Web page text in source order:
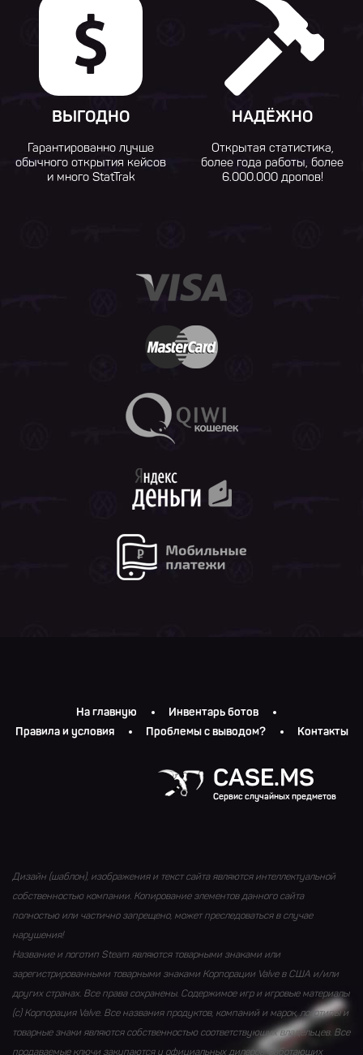
ВЫГОДНО
Гарантированно лучше
обычного открытия кейсов
и много StatTrak
НАДЁЖНО
Открытая статистика,
более года работы, более
6.000.000 дропов!
На главную
Инвентарь ботов
Правила и условия
Проблемы с выводом? Контакты
CASE.MS
Сервис случайных предметов
Дизайн (шаблон), изображения и текст сайта являются интеллектуальной
собственностью компании. Копирование элементов данного сайта
полностью или частично запрещено, может преследоваться в случае
нарушения!
Название и логотип Steam являются товарными знаками или
зарегистрированными товарными знаками Корпорации Valve в США и/или
других странах. Все права сохранены. Содержимое игр и игровые материалы
(с) Корпорация Valve. Все названия продуктов, компаний и марок, логотипы и
товарные знаки являются собственностью соответствующих владельцев. Все
продаваемые ключи закупаются у официальных дилеров, работающих